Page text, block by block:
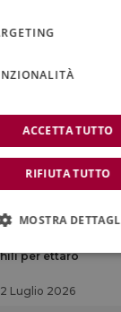
Import mondiale di
trimestre 2026: -
di euro
23 Luglio 2026
Champagne,
ribasso per le rese
per ettaro
Luglio 2026
ACCETTA TUTTO
RIFIUTA TUTTO
MOSTRA